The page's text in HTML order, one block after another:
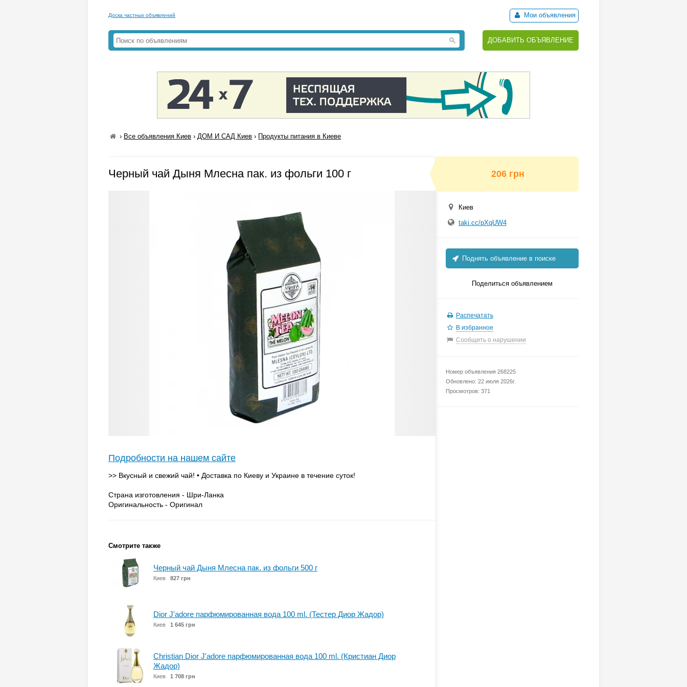
Доска частных объявлений Мои объявления
ДОБАВИТЬ ОБЪЯВЛЕНИЕ
› Все объявления Киев ›ДОМ И САД Киев › Продукты питания в Киеве
Черный чай Дыня Млесна пак. из фольги 100 г
Подробности на нашем сайте
>> Вкусный и свежий чай! • Доставка по Киеву и Украине в течение суток!
Страна изготовления - Шри-Ланка
Оригинальность - Оригинал
Смотрите также
Черный чай Дыня Млесна пак. из фольги 500 г
Киев 827 грн
Dior J'adore парфюмированная вода 100 ml. (Тестер Диор Жадор)
Киев 1 645 грн
Christian Dior J'adore парфюмированная вода 100 ml. (Кристиан Диор
Жадор)
Киев 1 708 грн
206 грн
Киев
taki.cc/pXqUW4
Поднять объявление в поиске
Поделиться объявлением
Распечатать
В избранное
Сообщить о нарушении
Номер объявления 268225
Обновлено: 22 июля 2026г.
Просмотров: 371